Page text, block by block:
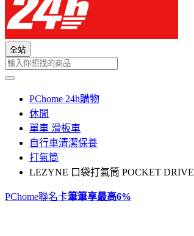
全站
PChome 24h購物
休閒
單車 滑板車
自行車清潔保養
打氣筒
LEZYNE 口袋打氣筒 POCKET DRIVE
PChome聯名卡筆筆享最高6%